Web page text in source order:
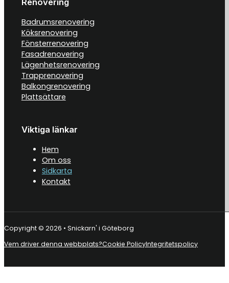
Renovering
Badrumsrenovering
Köksrenovering
Fönsterrenovering
Fasadrenovering
Lägenhetsrenovering
Trapprenovering
Balkongrenovering
Plattsättare
Viktiga länkar
Hem
Om oss
Sidkarta
Kontakt
Copyright © 2026 • Snickarn' i Göteborg
Vem driver denna webbplats?Cookie PolicyIntegritetspolicy